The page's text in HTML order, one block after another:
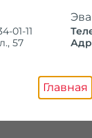
01-11
57
Главная